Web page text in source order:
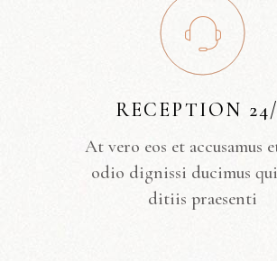
RECEPTION
At vero eos et accusamus
odio dignissi ducimus
ditiis praesenti